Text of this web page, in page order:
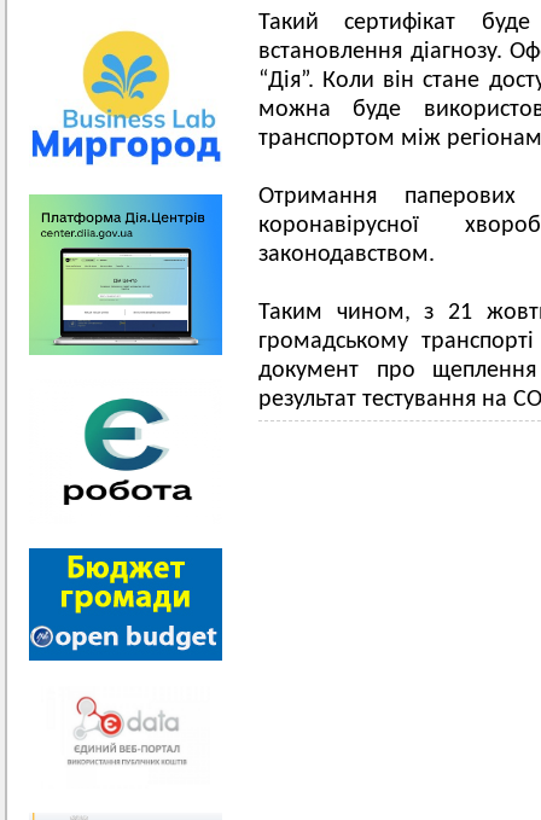
Такий сертифікат
встановлення діагнозу.
“Дія”. Коли він стане
можна буде
транспортом між
Отримання паперових
коронавірусної
законодавством.
Таким чином, з 21
громадському
документ про
результат тестування на